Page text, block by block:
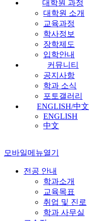
대학원 과정
대학원 소개
교육과정
학사정보
장학제도
입학안내
커뮤니티
공지사항
학과 소식
포토갤러리
ENGLISH/中文
ENGLISH
中文
모바일메뉴열기
전공 안내
학과소개
교육목표
취업 및 진로
학과 사무실